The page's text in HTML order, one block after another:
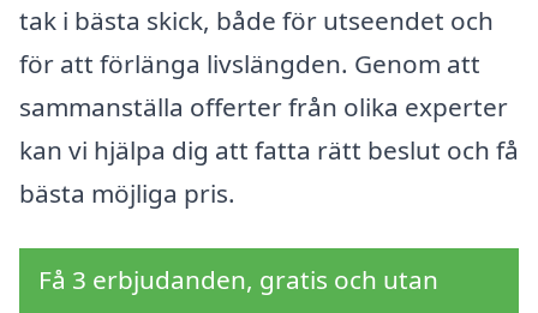
tak i bästa skick, både för utseendet och
för att förlänga livslängden. Genom att
sammanställa offerter från olika experter
kan vi hjälpa dig att fatta rätt beslut och få
bästa möjliga pris.
Få 3 erbjudanden, gratis och utan